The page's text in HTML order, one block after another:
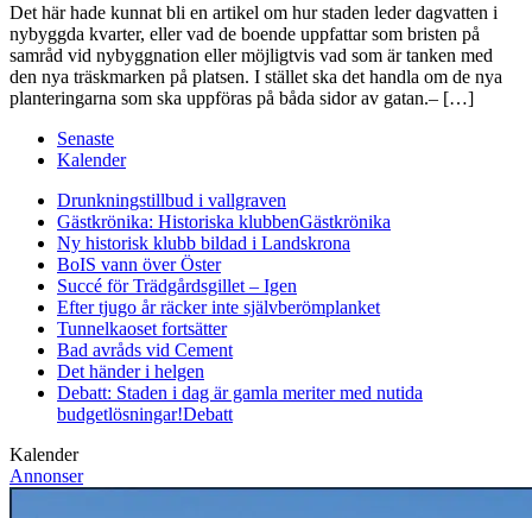
Det här hade kunnat bli en artikel om hur staden leder dagvatten i
nybyggda kvarter, eller vad de boende uppfattar som bristen på
samråd vid nybyggnation eller möjligtvis vad som är tanken med
den nya träskmarken på platsen. I stället ska det handla om de nya
planteringarna som ska uppföras på båda sidor av gatan.– […]
Senaste
Kalender
Drunkningstillbud i vallgraven
Gästkrönika: Historiska klubbenGästkrönika
Ny historisk klubb bildad i Landskrona
BoIS vann över Öster
Succé för Trädgårdsgillet – Igen
Efter tjugo år räcker inte självberömplanket
Tunnelkaoset fortsätter
Bad avråds vid Cement
Det händer i helgen
Debatt: Staden i dag är gamla meriter med nutida
budgetlösningar!Debatt
Kalender
Annonser